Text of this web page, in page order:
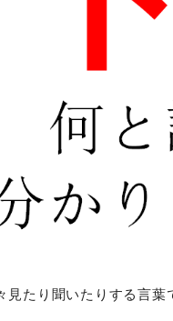
見たり聞いたりする言